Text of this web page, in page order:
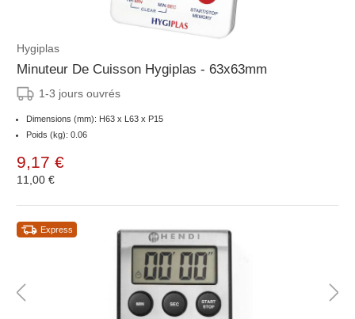
Hygiplas
Minuteur De Cuisson Hygiplas - 63x63mm
1-3 jours ouvrés
Dimensions (mm): H63 x L63 x P15
Poids (kg): 0.06
9,17 €
11,00 €
Express